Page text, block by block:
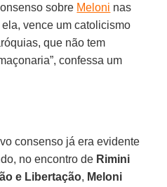
sobre Meloni nas
ela, vence um catolicismo
que não tem
confessa um
consenso já era evidente
no encontro de Rimini
e Libertação, Meloni